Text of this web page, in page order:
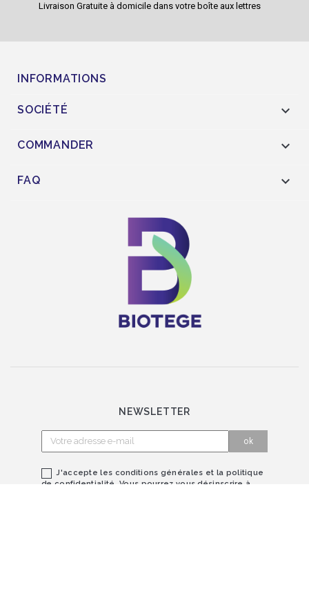
Livraison Gratuite à domicile dans votre boîte aux lettres
INFORMATIONS
SOCIÉTÉ 
COMMANDER 
FAQ 
NEWSLETTER
J'accepte les conditions générales et la politique
de confidentialité. Vous pourrez vous désinscrire à